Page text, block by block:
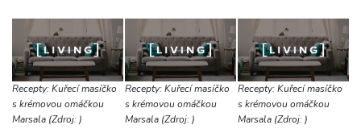
Recepty: Kuřecí masíčko
s krémovou omáčkou
Marsala (Zdroj: )
Recepty: Kuřecí masíčko
s krémovou omáčkou
Marsala (Zdroj: )
Recepty: Kuřecí masíčko
s krémovou omáčkou
Marsala (Zdroj: )